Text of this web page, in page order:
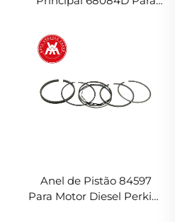
Anel de Pistão 84597
Para Motor Diesel Perkins